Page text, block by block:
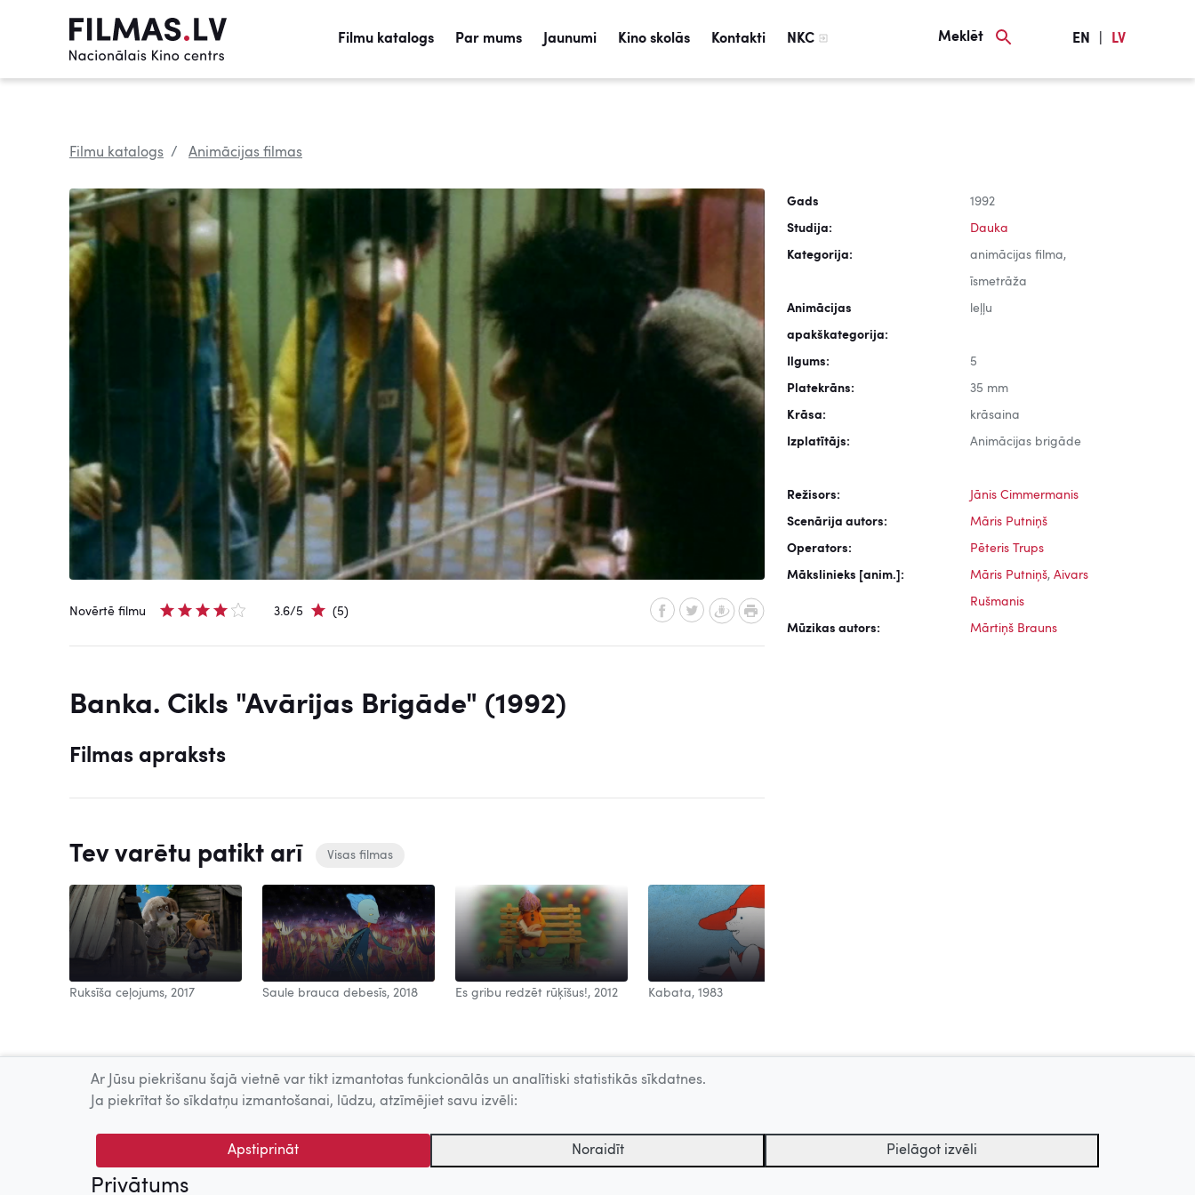
Filmu katalogs Par mums Jaunumi Kino skolās Kontakti NKC Meklēt EN LV
Filmu katalogs Animācijas filmas
Novērtē filmu 3.6/5 (5)
Banka. Cikls "Avārijas Brigāde" (1992)
Filmas apraksts
Tev varētu patikt arī Visas filmas
Ruksīša ceļojums, 2017 Saule brauca debesīs, 2018 Es gribu redzēt rūķīšus!, 2012 Kabata, 1983
Gads 1992
Studija: Dauka
Kategorija: animācijas filma,
īsmetrāža
Animācijas
apakškategorija:
leļļu
Ilgums: 5
Platekrāns: 35 mm
Krāsa: krāsaina
Izplatītājs: Animācijas brigāde
Režisors: Jānis Cimmermanis
Scenārija autors: Māris Putniņš
Operators: Pēteris Trups
Mākslinieks [anim.]: Māris Putniņš, Aivars
Rušmanis
Mūzikas autors: Mārtiņš Brauns
Ar Jūsu piekrišanu šajā vietnē var tikt izmantotas funkcionālās un analītiski statistikās sīkdatnes.
Ja piekrītat šo sīkdatņu izmantošanai, lūdzu, atzīmējiet savu izvēli:
Apstiprināt Noraidīt Pielāgot izvēli
Privātums